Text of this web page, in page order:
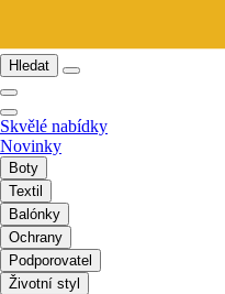
Hledat
Skvělé nabídky
Novinky
Boty
Textil
Balónky
Ochrany
Podporovatel
Životní styl